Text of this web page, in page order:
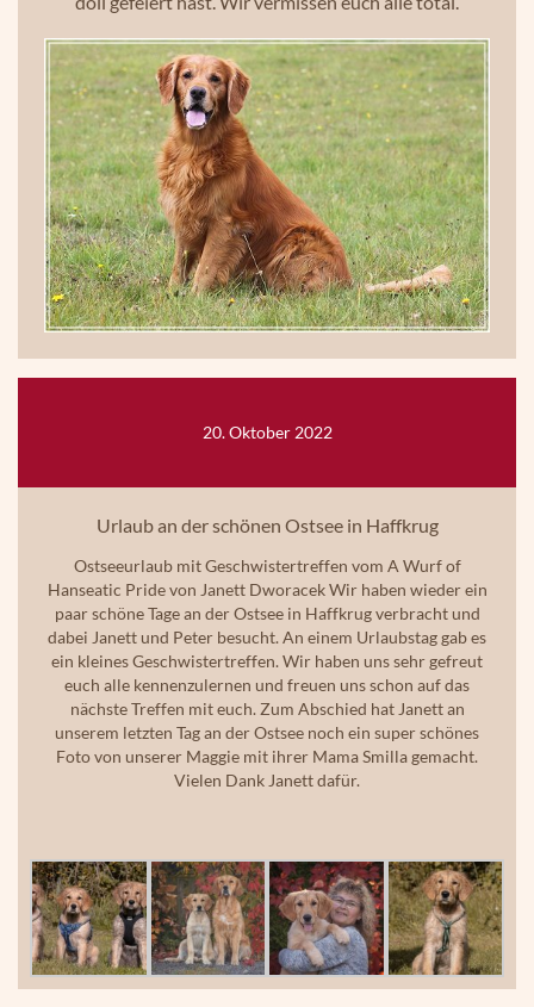
20. Oktober 2022
Urlaub an der schönen Ostsee in Haffkrug
Ostseeurlaub mit Geschwistertreffen vom A Wurf of
Hanseatic Pride von Janett DworacekWir haben wieder ein
paar schöne Tage an der Ostsee in Haffkrug verbracht und
dabei Janett und Peter besucht. An einem Urlaubstag gab es
ein kleines Geschwistertreffen. Wir haben uns sehr gefreut
euch alle kennenzulernen und freuen uns schon auf das
nächste Treffen mit euch. Zum Abschied hat Janett an
unserem letzten Tag an der Ostsee noch ein super schönes
Foto von unserer Maggie mit ihrer Mama Smilla gemacht.
Vielen Dank Janett dafür.